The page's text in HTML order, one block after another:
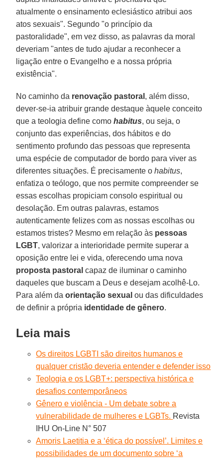
atualmente o ensinamento eclesiástico atribui aos
atos sexuais". Segundo "o princípio da
pastoralidade", em vez disso, as palavras da moral
deveriam "antes de tudo ajudar a reconhecer a
ligação entre o Evangelho e a nossa própria
existência".
No caminho da renovação pastoral , além disso,
dever-se-ia atribuir grande destaque àquele conceito
que a teologia define comohabitus, ou seja, o
conjunto das experiências, dos hábitos e do
sentimento profundo das pessoas que representa
uma espécie de computador de bordo para viver as
diferentes situações. É precisamente ohabitus,
enfatiza o teólogo, que nos permite compreender se
essas escolhas propiciam consolo espiritual ou
desolação. Em outras palavras, estamos
autenticamente felizes com as nossas escolhas ou
estamos tristes? Mesmo em relação às pessoas
LGBT, valorizar a interioridade permite superar a
oposição entre lei e vida, oferecendo uma nova
proposta pastoral capaz de iluminar o caminho
daqueles que buscam a Deus e desejam acolhê-Lo.
Para além da orientação sexual ou das dificuldades
de definir a própria identidade de gênero.
Leia mais
Os direitos LGBTI são direitos humanos e
qualquer cristão deveria entender e defender isso
Teologia e os LGBT+: perspectiva histórica e
desafios contemporâneos
Gênero e violência - Um debate sobre a
vulnerabilidade de mulheres e LGBTs. Revista
IHU On-Line N° 507
Amoris Laetitia e a ‘ética do possível’. Limites e
possibilidades de um documento sobre ‘a